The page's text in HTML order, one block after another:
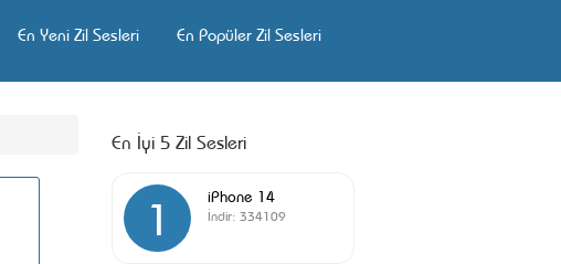
En Yeni Zil Sesleri En Popüler Zil Sesleri
En İyi 5 Zil Sesleri
1 iPhone 14
İndir: 334109